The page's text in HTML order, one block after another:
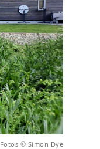
© Simon Dye